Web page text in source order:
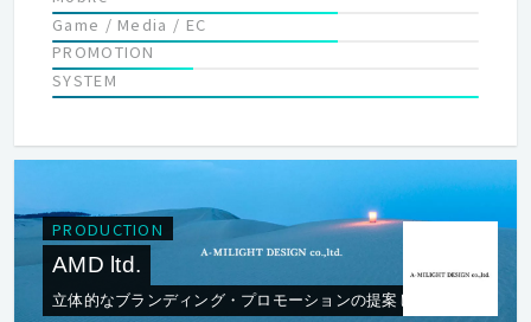
Game / Media / EC
PROMOTION
SYSTEM
PRODUCTION
AMD ltd.
立体的なブランディング・プロモーションの提案します